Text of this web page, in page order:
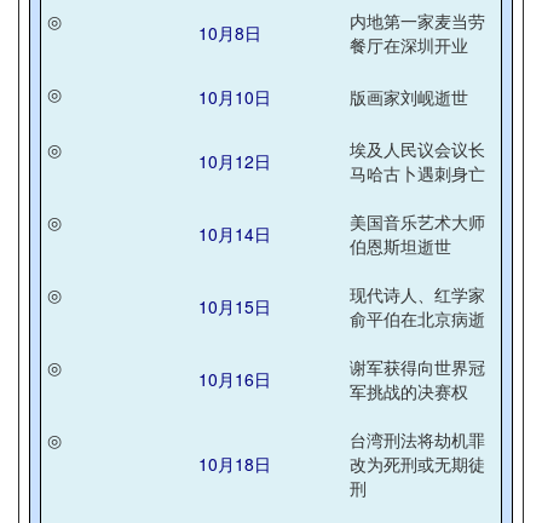
◎
10月8日
内地第一家麦当劳
餐厅在深圳开业
◎
10月10日 版画家刘岘逝世
◎ 10月12日
埃及人民议会议长
马哈古卜遇刺身亡
◎
10月14日
美国音乐艺术大师
伯恩斯坦逝世
◎
10月15日
现代诗人、红学家
俞平伯在北京病逝
◎
10月16日
谢军获得向世界冠
军挑战的决赛权
◎
10月18日
台湾刑法将劫机罪
改为死刑或无期徒
刑